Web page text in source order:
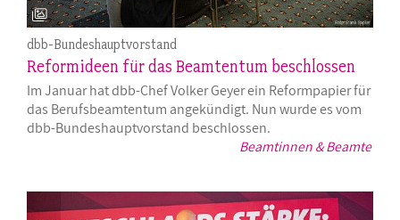
Beamtinnen & Beamte
dbb-Bundeshauptvorstand
Reformideen für das Beamtentum beschlossen
Im Januar hat dbb-Chef Volker Geyer ein Reformpapier für
das Berufsbeamtentum angekündigt. Nun wurde es vom
dbb-Bundeshauptvorstand beschlossen.